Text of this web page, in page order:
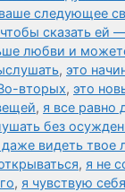
следующее
чтобы сказать ей
любви и
, это
вторых, это
, я все равно
без
даже видеть твое
, я не
, я чувствую